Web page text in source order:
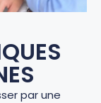
par une